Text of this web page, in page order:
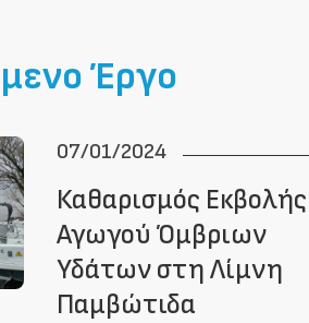
Έργο
07/01/2024
Καθαρισμός Εκβολής
Αγωγού Όμβριων
Υδάτων στη Λίμνη
Παμβώτιδα